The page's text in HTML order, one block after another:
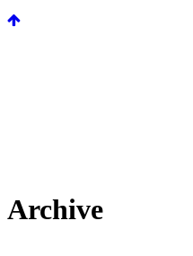
Archive